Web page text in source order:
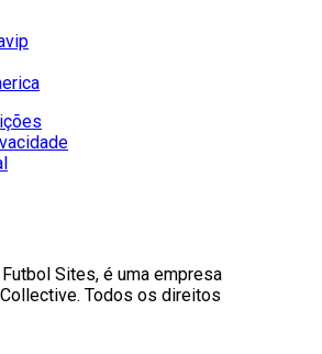
Sites, é uma empresa
Todos os direitos